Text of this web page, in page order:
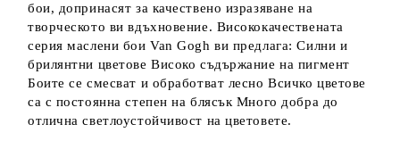
бои, допринасят за качествено изразяване на
творческото ви вдъхновение. Висококачествената
серия маслени бои Van Gogh ви предлага: Силни и
брилянтни цветове Високо съдържание на пигмент
Боите се смесват и обработват лесно Всичко цветове
са с постоянна степен на блясък Много добра до
отлична светлоустойчивост на цветовете.